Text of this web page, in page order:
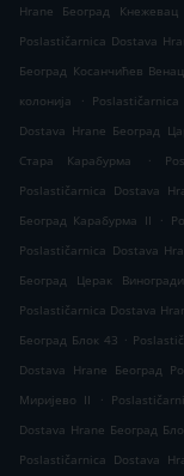
Hrane Београд Кнежевац
Poslastičarnica Dostava
Београд Косанчићев Венац
колонија
.
Dostava Hrane Београд
Стара Карабурма
.
Poslastičarnica Dostava
Београд Карабурма II
.
Poslastičarnica Dostava
Београд Церак Виногради
Poslastičarnica Dostava
Београд Блок 43 .
Dostava Hrane Београд
Миријево II
.
Dostava Hrane Београд
Poslastičarnica Dostava